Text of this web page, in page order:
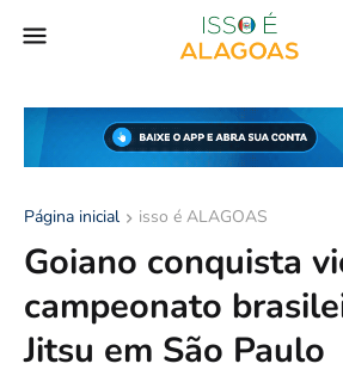
Página inicial isso é ALAGOAS
Goiano conquista
campeonato
Jitsu em São Paulo